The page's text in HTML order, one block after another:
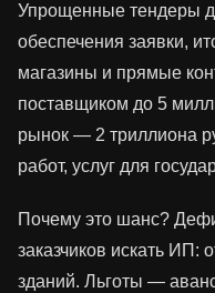
Упрощенные тендеры
обеспечения заявки,
магазины и прямые
поставщиком до 5
рынок — 2 триллиона
работ, услуг для
Почему это шанс?
заказчиков искать ИП:
зданий. Льготы —